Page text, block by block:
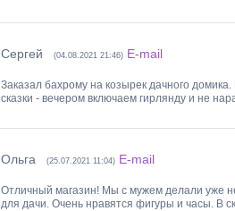
Сергей (04.08.2021 21:46) E-mail
Заказал бахрому на козырек дачного
сказки - вечером включаем гирлянду и не
Ольга (25.07.2021 11:04) E-mail
Отличный магазин! Мы с мужем делали уже
для дачи. Очень нравятся фигуры и часы. В